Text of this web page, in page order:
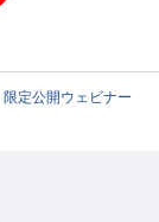
限定公開ウェビナー